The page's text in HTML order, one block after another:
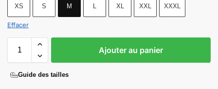
XS S M L XL XXL XXXL
Effacer
Ajouter au panier
Guide des tailles